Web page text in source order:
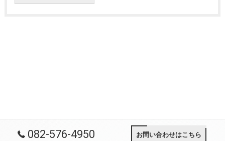
082-576-4950 お問い合わせはこちら